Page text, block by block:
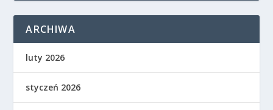
ARCHIWA
luty 2026
styczeń 2026